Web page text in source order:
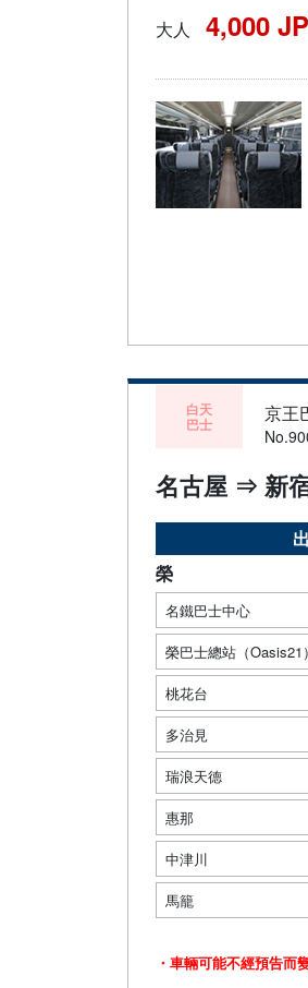
大人 4,000
白天
巴士 京王
名古屋 ⇒ 新
榮
名鐵巴士中心
榮巴士總站（Oasis21
桃花台
多治見
瑞浪天德
惠那
中津川
馬籠
・車輛可能不經預告而